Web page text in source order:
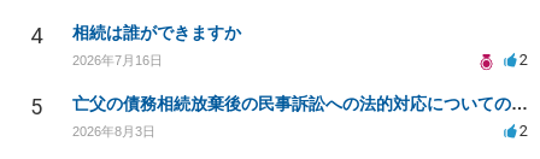
4 相続は誰ができますか
2026年7月16日 2
5 亡父の債務相続放棄後の民事訴訟への法的対応についての相談
2026年8月3日 2